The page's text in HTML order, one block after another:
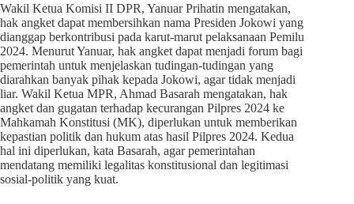
Wakil Ketua Komisi II DPR, Yanuar Prihatin mengatakan,
hak angket dapat membersihkan nama Presiden Jokowi yang
dianggap berkontribusi pada karut-marut pelaksanaan Pemilu
2024. Menurut Yanuar, hak angket dapat menjadi forum bagi
pemerintah untuk menjelaskan tudingan-tudingan yang
diarahkan banyak pihak kepada Jokowi, agar tidak menjadi
liar. Wakil Ketua MPR, Ahmad Basarah mengatakan, hak
angket dan gugatan terhadap kecurangan Pilpres 2024 ke
Mahkamah Konstitusi (MK), diperlukan untuk memberikan
kepastian politik dan hukum atas hasil Pilpres 2024. Kedua
hal ini diperlukan, kata Basarah, agar pemerintahan
mendatang memiliki legalitas konstitusional dan legitimasi
sosial-politik yang kuat.